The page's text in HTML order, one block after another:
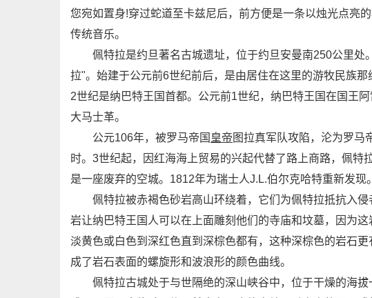
您宛如置身!穿过蛇道至卡兹尼后，前方便是一条以烛光点亮
传统音乐。
佩特拉是约旦著名古城遗址，位于约旦安曼南250公里处
拉"。始建于公元前6世纪前后，是由居住在这里的游牧民族
2世纪是纳巴特王国首都。公元前1世纪，纳巴特王国在国王
大马士革。
公元106年，被罗马帝国 皇帝 图拉真军队攻陷，沦为罗马
时。3世纪起，因红海海上贸易的兴起代替了路上商路，佩特
是一座废弃的空城。1812年为瑞士人J.L.伯尔克哈特重新发现。
佩特拉被赤褐色砂岩高山环绕着，它们为佩特拉抵抗入侵
岩让纳巴特王国人可以在上面雕刻他们的寺庙和坟墓，因为
淡黄色或白色到深红色直到深棕色都有，这种深棕色的岩石
成了岩石表面的螺旋形和波浪形的颜色曲线。
佩特拉古城处于与世隔绝的深山峡谷中，位于干燥的海拔